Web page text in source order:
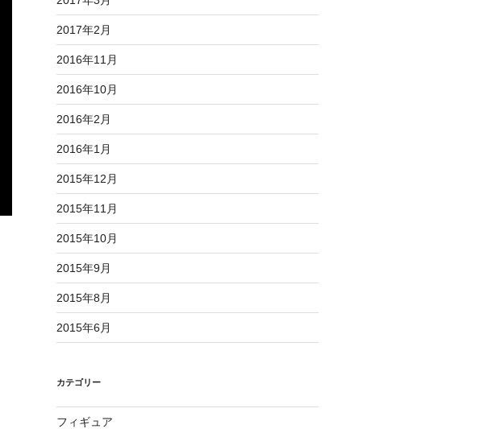
2017年2月
2016年11月
2016年10月
2016年2月
2016年1月
2015年12月
2015年11月
2015年10月
2015年9月
2015年8月
2015年6月
カテゴリー
フィギュア